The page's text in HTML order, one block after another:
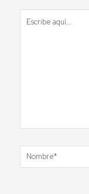
Nombre*